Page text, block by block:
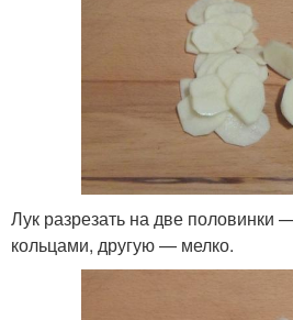
Лук разрезать на две половинки
кольцами, другую — мелко.